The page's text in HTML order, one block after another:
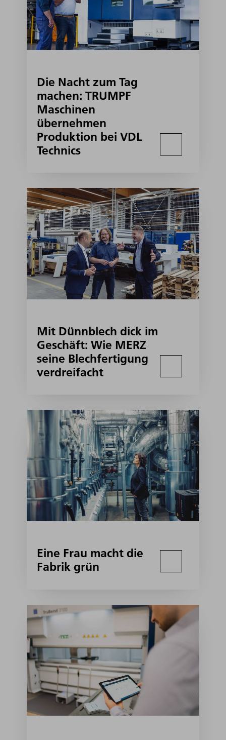
Die Nacht zum Tag
machen: TRUMPF
Maschinen
übernehmen
Produktion bei VDL
Technics
Mit Dünnblech dick im
Geschäft: Wie MERZ
seine Blechfertigung
verdreifacht
Eine Frau macht die
Fabrik grün